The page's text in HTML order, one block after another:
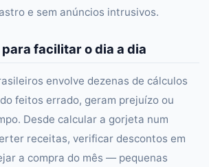
e sem anúncios intrusivos.
facilitar o dia a dia
envolve dezenas de cálculos
feitos errado, geram prejuízo ou
Desde calcular a gorjeta num
receitas, verificar descontos em
a compra do mês — pequenas